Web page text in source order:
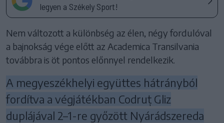
legyen a Székely Sport!
Nem változott a különbség az élen, négy fordulóval
a bajnokság vége előtt az Academica Transilvania
továbbra is öt pontos előnnyel rendelkezik.
A megyeszékhelyi együttes hátrányból
fordítva a végjátékban Codruț Gliz
duplájával 2–1-re győzött Nyárádszereda